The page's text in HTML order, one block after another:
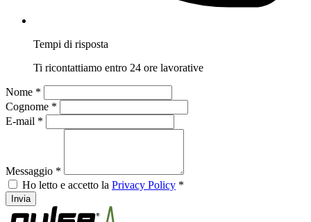
Tempi di risposta
Ti ricontattiamo entro 24 ore lavorative
Nome *
Cognome *
E-mail *
Messaggio *
Ho letto e accetto la Privacy Policy *
Invia